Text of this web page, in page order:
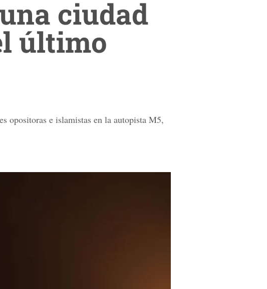
ciudad
último
opositoras e islamistas en la autopista M5,